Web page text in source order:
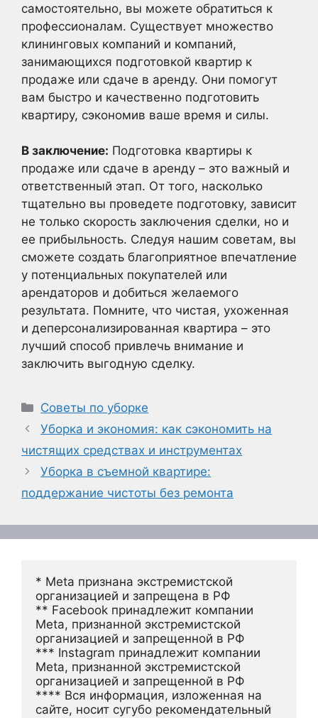
самостоятельно, вы можете обратиться к
профессионалам. Существует множество
клининговых компаний и компаний,
занимающихся подготовкой квартир к
продаже или сдаче в аренду. Они помогут
вам быстро и качественно подготовить
квартиру, сэкономив ваше время и силы.
В заключение: Подготовка квартиры к
продаже или сдаче в аренду – это важный и
ответственный этап. От того, насколько
тщательно вы проведете подготовку, зависит
не только скорость заключения сделки, но и
ее прибыльность. Следуя нашим советам, вы
сможете создать благоприятное впечатление
у потенциальных покупателей или
арендаторов и добиться желаемого
результата. Помните, что чистая, ухоженная
и деперсонализированная квартира – это
лучший способ привлечь внимание и
заключить выгодную сделку.
Рубрики
Советы по уборке
Уборка и экономия: как сэкономить на
чистящих средствах и инструментах
Уборка в съемной квартире:
поддержание чистоты без ремонта
* Meta признана экстремистской
организацией и запрещена в РФ
** Facebook принадлежит компании
Meta, признанной экстремистской
организацией и запрещенной в РФ
*** Instagram принадлежит компании
Meta, признанной экстремистской
организацией и запрещенной в РФ
**** Вся информация, изложенная на
сайте, носит сугубо рекомендательный